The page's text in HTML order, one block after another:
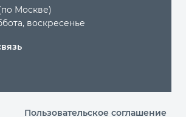
Москве)
воскресенье
Пользовательское соглашение